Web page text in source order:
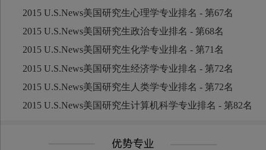
2015 U.S.News美国研究生心理学专业排名 - 第67名
2015 U.S.News美国研究生政治专业排名 - 第68名
2015 U.S.News美国研究生化学专业排名 - 第71名
2015 U.S.News美国研究生经济学专业排名 - 第72名
2015 U.S.News美国研究生人类学专业排名 - 第72名
2015 U.S.News美国研究生计算机科学专业排名 - 第82名